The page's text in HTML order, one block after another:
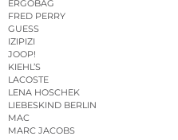
ERGOBAG
FRED PERRY
GUESS
IZIPIZI
JOOP!
KIEHL’S
LACOSTE
LENA HOSCHEK
LIEBESKIND BERLIN
MAC
MARC JACOBS